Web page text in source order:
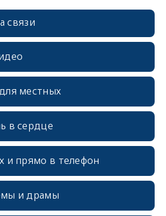
связи
местных
в сердце
и прямо в телефон
и драмы